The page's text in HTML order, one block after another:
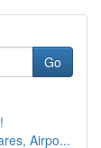
Go
Airpo...